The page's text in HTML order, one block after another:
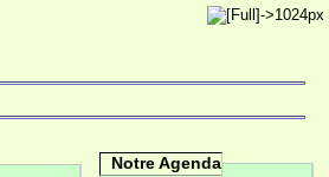
Notre Agenda